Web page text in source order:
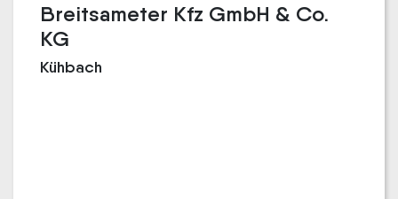
Breitsameter Kfz GmbH & Co.
KG
Kühbach